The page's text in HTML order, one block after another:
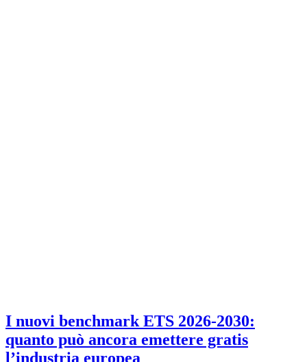
I nuovi benchmark ETS 2026-2030:
quanto può ancora emettere gratis
l’industria europea